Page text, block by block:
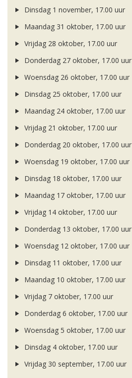
Dinsdag 1 november, 17.00 uur
Maandag 31 oktober, 17.00 uur
Vrijdag 28 oktober, 17.00 uur
Donderdag 27 oktober, 17.00 uur
Woensdag 26 oktober, 17.00 uur
Dinsdag 25 oktober, 17.00 uur
Maandag 24 oktober, 17.00 uur
Vrijdag 21 oktober, 17.00 uur
Donderdag 20 oktober, 17.00 uur
Woensdag 19 oktober, 17.00 uur
Dinsdag 18 oktober, 17.00 uur
Maandag 17 oktober, 17.00 uur
Vrijdag 14 oktober, 17.00 uur
Donderdag 13 oktober, 17.00 uur
Woensdag 12 oktober, 17.00 uur
Dinsdag 11 oktober, 17.00 uur
Maandag 10 oktober, 17.00 uur
Vrijdag 7 oktober, 17.00 uur
Donderdag 6 oktober, 17.00 uur
Woensdag 5 oktober, 17.00 uur
Dinsdag 4 oktober, 17.00 uur
Vrijdag 30 september, 17.00 uur